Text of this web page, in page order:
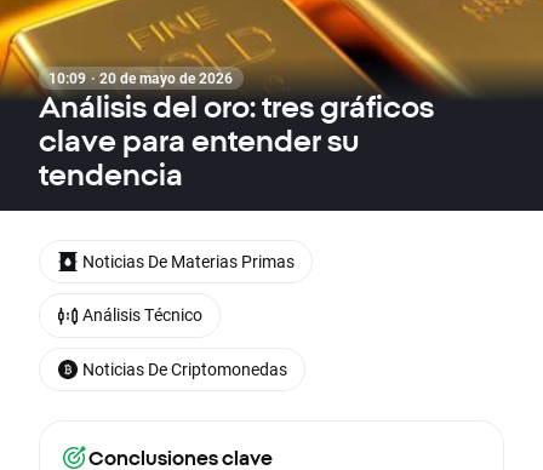
10:09 · 20 de mayo de 2026
Análisis del oro: tres gráficos
clave para entender su
tendencia
Conclusiones clave
Noticias De Materias Primas
Análisis Técnico
Noticias De Criptomonedas